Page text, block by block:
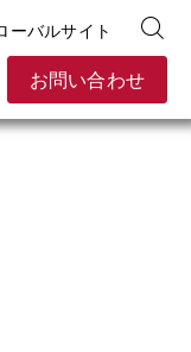
お問い合わせ
ーバルサイト